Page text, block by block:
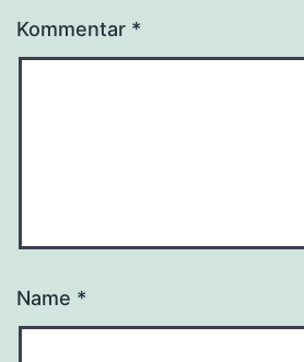
Kommentar *
Name *